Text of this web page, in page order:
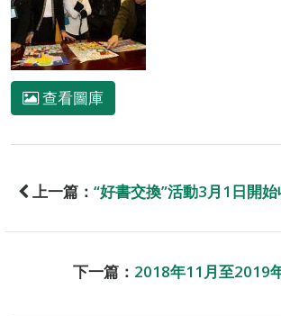
查看圖庫
上一篇： “好書交換”活動3月1日開
下一篇： 2018年11月至2019